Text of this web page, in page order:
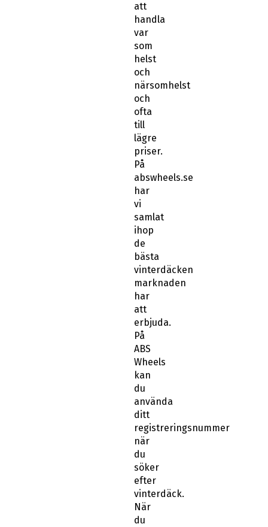
handla
var
som
helst
och
närsomhelst
och
ofta
till
lägre
priser.
På
abswheels.se
har
vi
samlat
ihop
de
bästa
vinterdäcken
marknaden
har
att
erbjuda.
På
ABS
Wheels
kan
du
använda
ditt
registreringsnummer
när
du
söker
efter
vinterdäck.
När
du
har